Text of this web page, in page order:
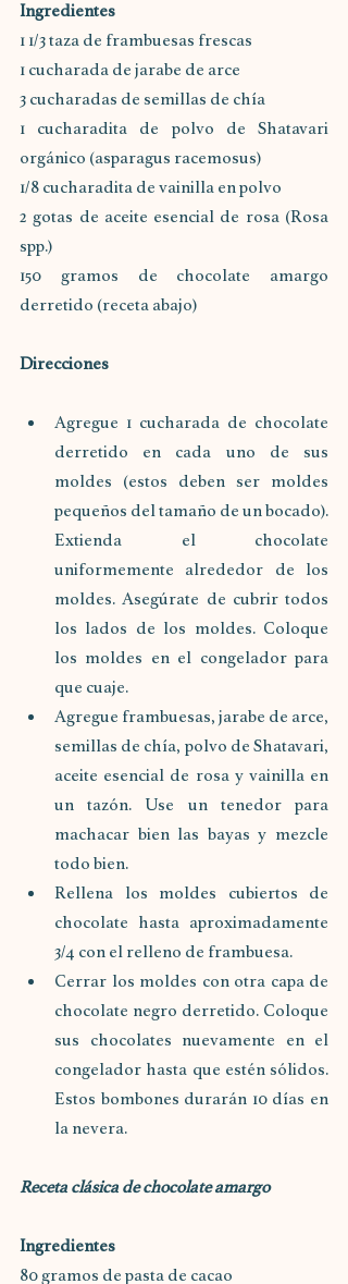
Ingredientes
1 1/3 taza de frambuesas frescas
1 cucharada de jarabe de arce
3 cucharadas de semillas de chía
1 cucharadita de polvo de Shatavari
orgánico (asparagus racemosus)
1/8 cucharadita de vainilla en polvo
2 gotas de aceite esencial de rosa (Rosa
spp.)
150 gramos de chocolate amargo
derretido (receta abajo)
Direcciones
Agregue 1 cucharada de chocolate
derretido en cada uno de sus
moldes (estos deben ser moldes
pequeños del tamaño de un bocado).
Extienda el chocolate
uniformemente alrededor de los
moldes. Asegúrate de cubrir todos
los lados de los moldes. Coloque
los moldes en el congelador para
que cuaje.
Agregue frambuesas, jarabe de arce,
semillas de chía, polvo de Shatavari,
aceite esencial de rosa y vainilla en
un tazón. Use un tenedor para
machacar bien las bayas y mezcle
todo bien.
Rellena los moldes cubiertos de
chocolate hasta aproximadamente
3/4 con el relleno de frambuesa.
Cerrar los moldes con otra capa de
chocolate negro derretido. Coloque
sus chocolates nuevamente en el
congelador hasta que estén sólidos.
Estos bombones durarán 10 días en
la nevera.
Receta clásica de chocolate amargo
Ingredientes
80 gramos de pasta de cacao